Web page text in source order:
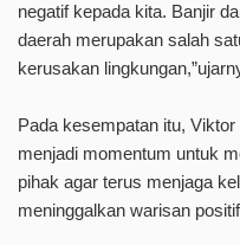
negatif kepada kita. Banjir
daerah merupakan salah
kerusakan
Pada kesempatan itu,
menjadi momentum untuk
pihak agar terus menjaga
meninggalkan warisan